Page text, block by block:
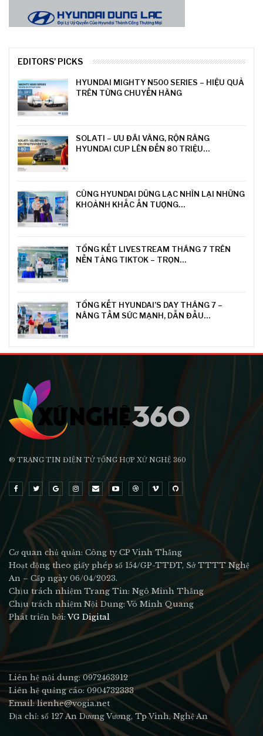
EDITORS' PICKS
HYUNDAI MIGHTY N500 SERIES – HIỆU QUẢ
TRÊN TỪNG CHUYẾN HÀNG
SOLATI – ƯU ĐÃI VÀNG, RỘN RÀNG
HYUNDAI CUP LÊN ĐẾN 80 TRIỆU…
CÙNG HYUNDAI DŨNG LẠC NHÌN LẠI NHỮNG
KHOẢNH KHẮC ẤN TƯỢNG…
TỔNG KẾT LIVESTREAM THÁNG 7 TRÊN
NỀN TẢNG TIKTOK – TRỌN…
TỔNG KẾT HYUNDAI’S DAY THÁNG 7 –
NÂNG TẦM SỨC MẠNH, DẪN ĐẦU…
® TRANG TIN ĐIỆN TỬ ТỔNG HỢP XỨ NGHỆ 360
Cơ quan chủ quản: Công ty CP Vinh Thắng
Hoạt động theo giấy phép số 154/GP-TTĐT, Sở TTTT Nghệ
An – Cấp ngày 06/04/2023.
Chịu trách nhiệm Trang Tin: Ngô Minh Thắng
Chịu trách nhiệm Nội Dung: Võ Minh Quang
Phát triển bởi:VG Digital
Liên hệ nội dung: 0972463912
Liên hệ quảng cáo: 0904732333
Email: lienhe@vogia.net
Địa chỉ: số 127 An Dương Vương, Tp Vinh, Nghệ An